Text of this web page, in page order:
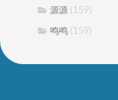
源源 (159)
鸣鸣 (159)